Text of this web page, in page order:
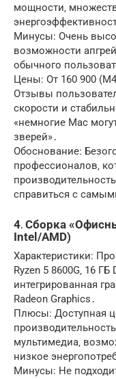
мощности‚
Минусы: Очень
возможности
обычного
Цены: От 160 900
Отзывы
скорости и
«немногие Mac
зверей»․
Обоснование:
профессионалов‚
справиться с
4․ Сборка
Intel/AMD)
Характеристики:
Ryzen 5 8600G‚ 16 ГБ
интегрированная
Radeon Graphics․
Плюсы: Доступная
мультимедиа‚
низкое
Минусы: Не